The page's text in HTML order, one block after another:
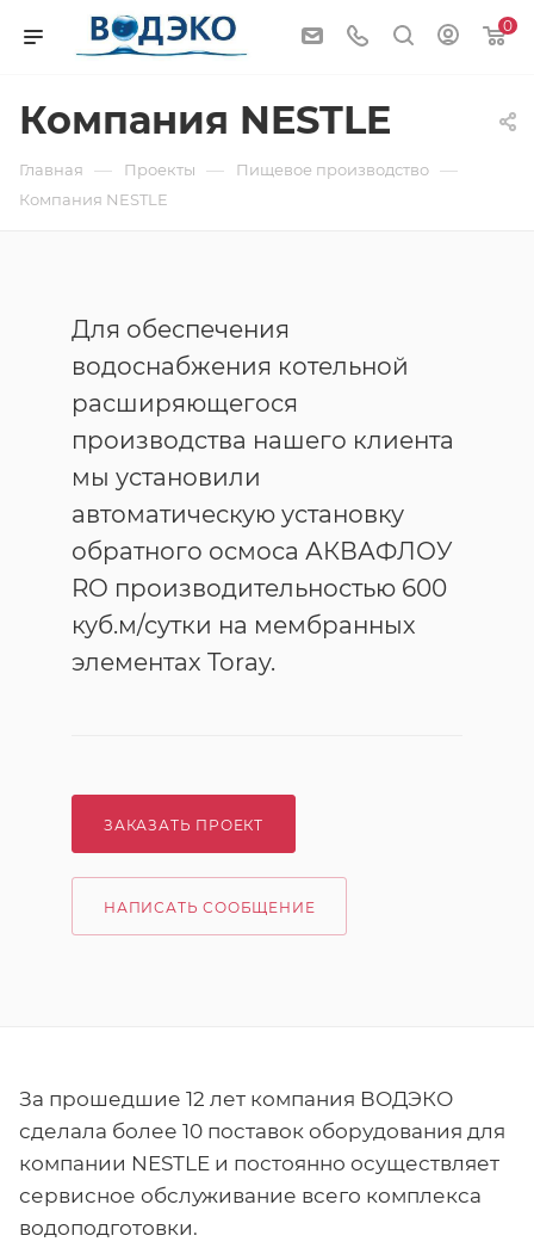
0
Компания NESTLE
Главная — Проекты — Пищевое производство —
Компания NESTLE
Для обеспечения
водоснабжения котельной
расширяющегося
производства нашего клиента
мы установили
автоматическую установку
обратного осмоса АКВАФЛОУ
RO производительностью 600
куб.м/сутки на мембранных
элементах Toray.
ЗАКАЗАТЬ ПРОЕКТ
НАПИСАТЬ СООБЩЕНИЕ
За прошедшие 12 лет компания ВОДЭКО
сделала более 10 поставок оборудования для
компании NESTLE и постоянно осуществляет
сервисное обслуживание всего комплекса
водоподготовки.